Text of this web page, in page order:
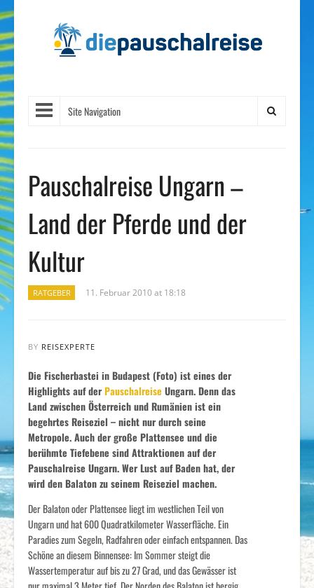
Site Navigation
Pauschalreise Ungarn –
Land der Pferde und der
Kultur
RATGEBER 11. Februar 2010 at 18:18
BY REISEXPERTE
Die Fischerbastei in Budapest (Foto) ist eines der
Highlights auf derPauschalreise Ungarn. Denn das
Land zwischen Österreich und Rumänien ist ein
begehrtes Reiseziel – nicht nur durch seine
Metropole. Auch der große Plattensee und die
berühmte Tiefebene sind Attraktionen auf der
Pauschalreise Ungarn. Wer Lust auf Baden hat, der
wird den Balaton zu seinem Reiseziel machen.
Der Balaton oder Plattensee liegt im westlichen Teil von
Ungarn und hat 600 Quadratkilometer Wasserfläche. Ein
Paradies zum Segeln, Radfahren oder einfach entspannen. Das
Schöne an diesem Binnensee: Im Sommer steigt die
Wassertemperatur auf bis zu 27 Grad, und das Gewässer ist